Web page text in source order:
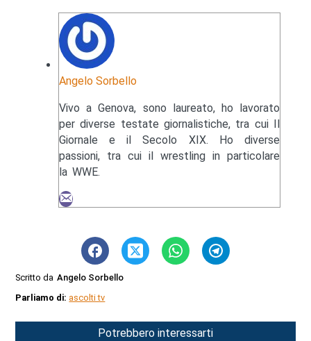
Angelo Sorbello
Vivo a Genova, sono laureato, ho lavorato
per diverse testate giornalistiche, tra cui Il
Giornale e il Secolo XIX. Ho diverse
passioni, tra cui il wrestling in particolare
la WWE.
Scritto da Angelo Sorbello
Parliamo di: ascolti tv
Potrebbero interessarti